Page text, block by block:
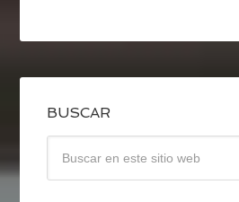
BUSCAR